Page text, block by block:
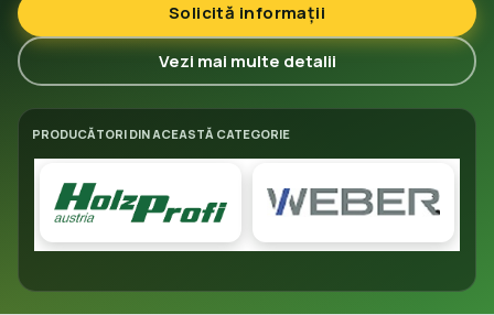
Solicită informații
Vezi mai multe detalii
PRODUCĂTORI DIN ACEASTĂ CATEGORIE